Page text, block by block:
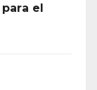
el